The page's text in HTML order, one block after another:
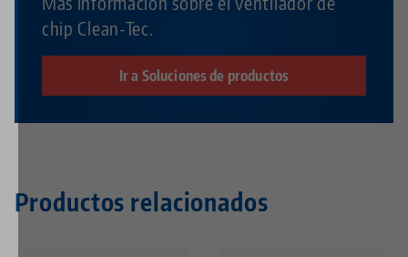
chip Clean-Tec.
Ir a Soluciones de productos
Productos relacionados